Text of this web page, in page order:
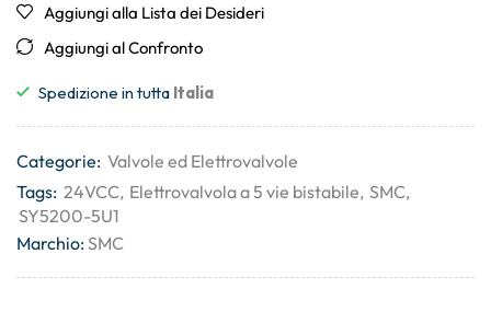
Aggiungi alla Lista dei Desideri
Aggiungi al Confronto
Spedizione in tutta Italia
Categorie: Valvole ed Elettrovalvole
Tags: 24VCC, Elettrovalvola a 5 vie bistabile, SMC,
SY5200-5U1
Marchio:SMC